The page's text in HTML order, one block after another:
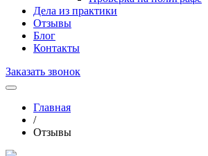
Дела из практики
Отзывы
Блог
Контакты
Заказать звонок
Главная
/
Отзывы